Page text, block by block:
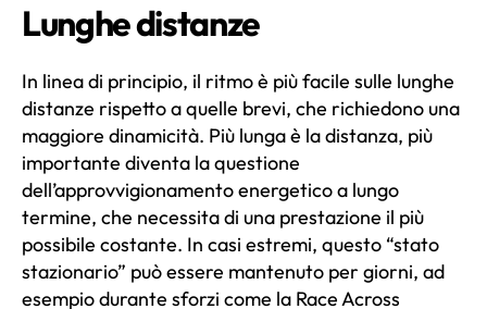
Lunghe distanze
In linea di principio, il ritmo è più facile sulle lunghe
distanze rispetto a quelle brevi, che richiedono una
maggiore dinamicità. Più lunga è la distanza, più
importante diventa la questione
dell’approvvigionamento energetico a lungo
termine, che necessita di una prestazione il più
possibile costante. In casi estremi, questo “stato
stazionario” può essere mantenuto per giorni, ad
esempio durante sforzi come la Race Across